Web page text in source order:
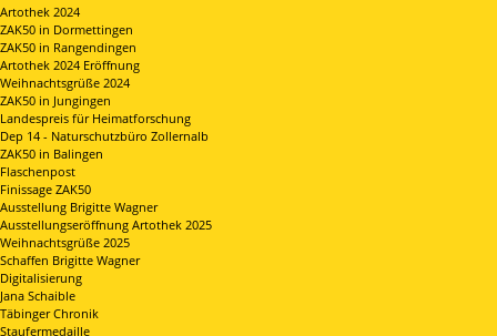
Artothek 2024
ZAK50 in Dormettingen
ZAK50 in Rangendingen
Artothek 2024 Eröffnung
Weihnachtsgrüße 2024
ZAK50 in Jungingen
Landespreis für Heimatforschung
Dep 14 - Naturschutzbüro Zollernalb
ZAK50 in Balingen
Flaschenpost
Finissage ZAK50
Ausstellung Brigitte Wagner
Ausstellungseröffnung Artothek 2025
Weihnachtsgrüße 2025
Schaffen Brigitte Wagner
Digitalisierung
Jana Schaible
Täbinger Chronik
Staufermedaille